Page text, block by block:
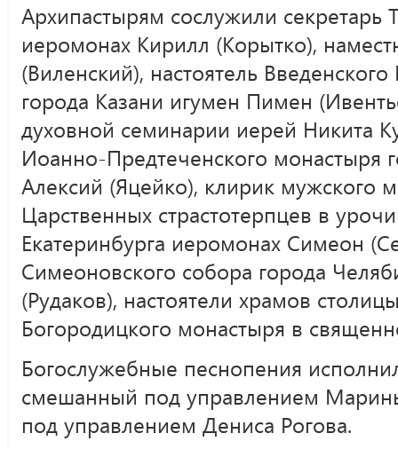
Архипастырям сослужили секретарь
иеромонах Кирилл (Корытко),
(Виленский), настоятель
города Казани игумен Пимен
духовной семинарии иерей Никита
Иоанно-Предтеченского монастыря
Алексий (Яцейко), клирик мужского
Царственных страстотерпцев в
Екатеринбурга иеромонах Симеон
Симеоновского собора города
(Рудаков), настоятели храмов
Богородицкого монастыря в
Богослужебные песнопения
смешанный под управлением
под управлением Дениса Рогова.